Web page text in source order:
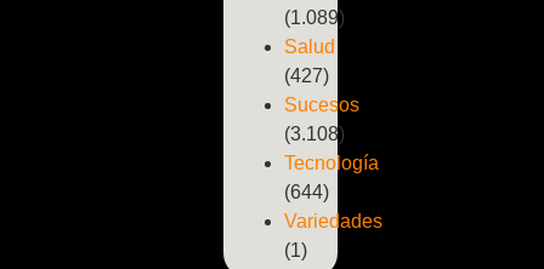
(1.089)
Salud
(427)
Sucesos
(3.108)
Tecnología
(644)
Variedades
(1)